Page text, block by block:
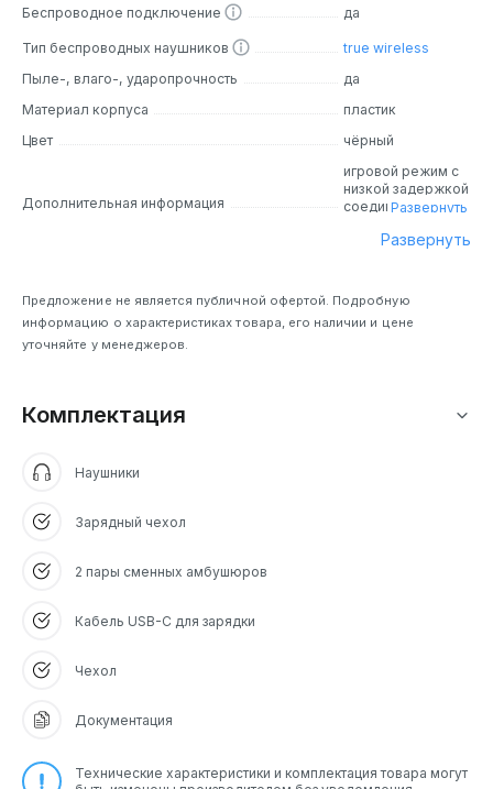
Беспроводное подключение да
Тип беспроводных наушников
true wireless
Пыле-, влаго-, ударопрочность
да
Материал корпуса
пластик
Цвет
чёрный
Дополнительная информация
игровой режим с
низкой задержкой
соединенияРазвернуть
Развернуть
Предложение не является публичной офертой. Подробную
информацию о характеристиках товара, его наличии и цене
уточняйте у менеджеров.
Комплектация
Наушники
Зарядный чехол
2 пары сменных амбушюров
Кабель USB-C для зарядки
Чехол
Документация
Технические характеристики и комплектация товара могут